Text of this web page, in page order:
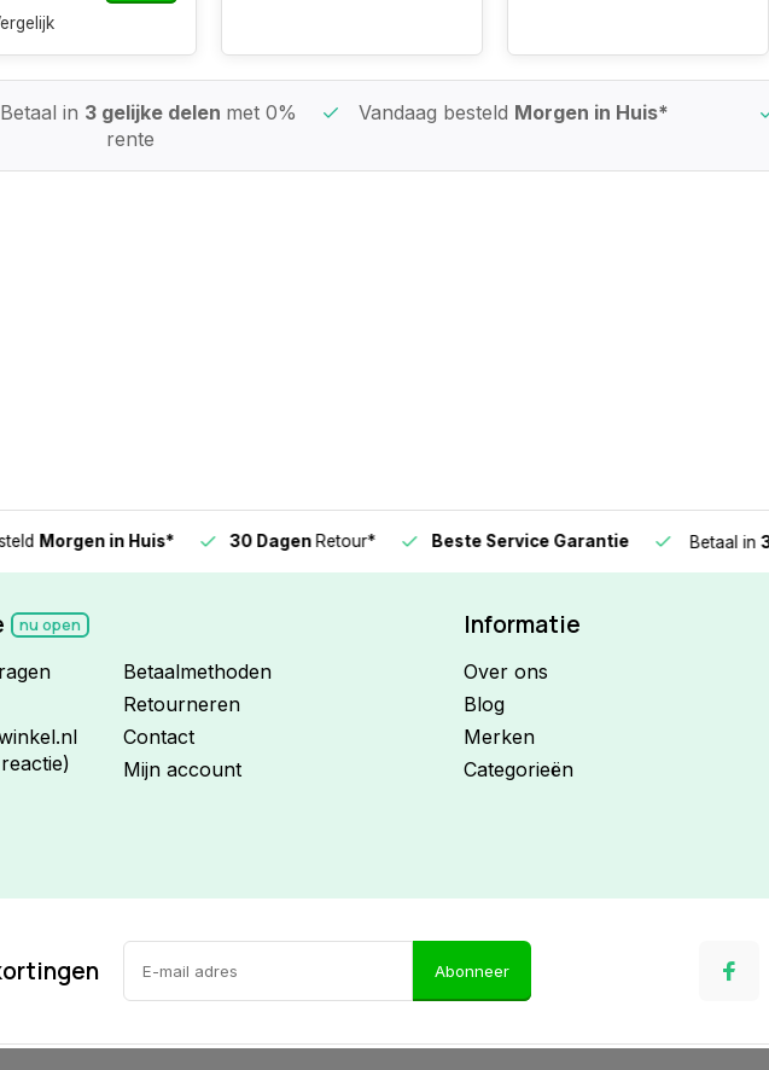
Betaal in 3 gelijke delen met 0%
rente
Vandaag besteld Morgen in Huis*
Morgen in Huis* 30 DagenRetour* Beste Service Garantie Betaal in3
nu open
Betaalmethoden
Retourneren
Contact
Mijn account
Informatie
Over ons
Blog
Merken
Categorieën
Abonneer